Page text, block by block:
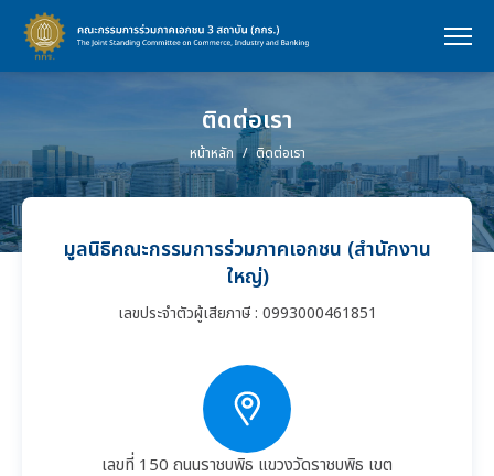
ติดต่อเรา
หน้าหลัก ติดต่อเรา
มูลนิธิคณะกรรมการร่วมภาคเอกชน (สํานักงาน
ใหญ่)
เลขประจําตัวผู้เสียภาษี : 0993000461851
เลขที่ 150 ถนนราชบพิธ แขวงวัดราชบพิธ เขต